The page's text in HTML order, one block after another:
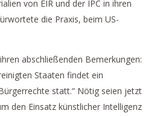
von EIR und der IPC in ihren
die Praxis, beim US-
abschließenden Bemerkungen:
Staaten findet ein
statt.“ Nötig seien jetzt
den Einsatz künstlicher Intelligenz